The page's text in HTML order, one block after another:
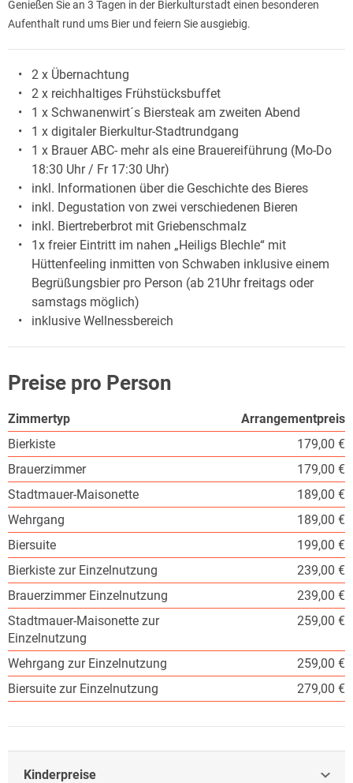
Genießen Sie an 3 Tagen in der Bierkulturstadt einen besonderen
Aufenthalt rund ums Bier und feiern Sie ausgiebig.
2 x Übernachtung
2 x reichhaltiges Frühstücksbuffet
1 x Schwanenwirt´s Biersteak am zweiten Abend
1 x digitaler Bierkultur-Stadtrundgang
1 x Brauer ABC- mehr als eine Brauereiführung (Mo-Do
18:30 Uhr / Fr 17:30 Uhr)
inkl. Informationen über die Geschichte des Bieres
inkl. Degustation von zwei verschiedenen Bieren
inkl. Biertreberbrot mit Griebenschmalz
1x freier Eintritt im nahen „Heiligs Blechle“ mit
Hüttenfeeling inmitten von Schwaben inklusive einem
Begrüßungsbier pro Person (ab 21Uhr freitags oder
samstags möglich)
inklusive Wellnessbereich
Preise pro Person
Zimmertyp
Arrangementpreis
Bierkiste
179,00 €
Brauerzimmer
179,00 €
Stadtmauer-Maisonette
189,00 €
Wehrgang
189,00 €
Biersuite
199,00 €
Bierkiste zur Einzelnutzung
239,00 €
Brauerzimmer Einzelnutzung
239,00 €
Stadtmauer-Maisonette zur
Einzelnutzung
259,00 €
Wehrgang zur Einzelnutzung
259,00 €
Biersuite zur Einzelnutzung
279,00 €
Kinderpreise